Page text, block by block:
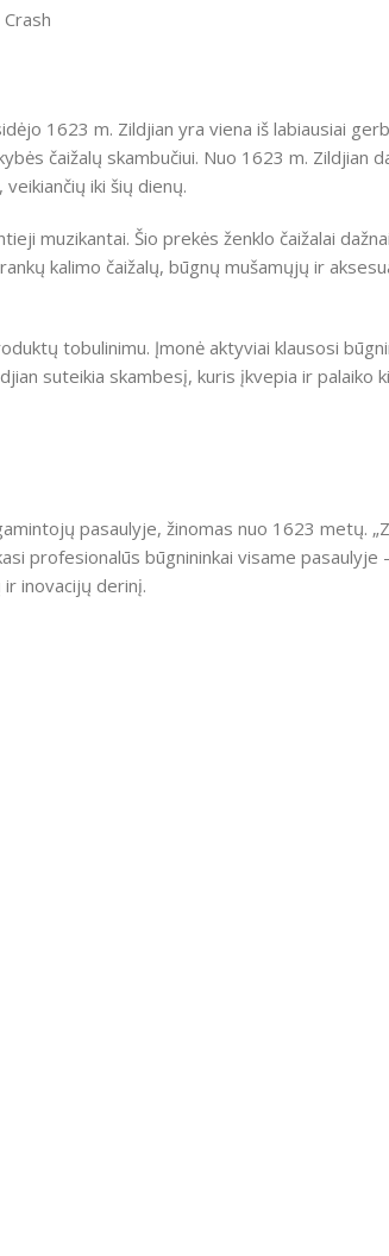
1623 m. Zildjian yra viena iš labiausiai
čaižalų skambučiui. Nuo 1623 m. Zildjian
iki šių dienų.
muzikantai. Šio prekės ženklo čaižalai
kalimo čaižalų, būgnų mušamųjų ir
tobulinimu. Įmonė aktyviai klausosi
suteikia skambesį, kuris įkvepia ir palaiko
pasaulyje, žinomas nuo 1623 metų.
profesionalūs būgnininkai visame
inovacijų derinį.